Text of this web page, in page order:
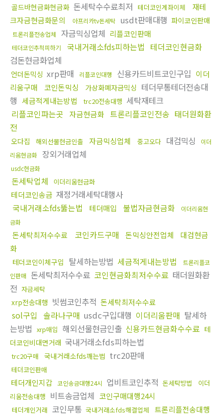
골드바현금화현금화 돈세탁수수료최저 테더코인계좌이체
재테
크자금현금화문의
아프리카tv돈세탁 usdt판매대행 파이코인판매
트론리플전송업체 자금믹싱업체 리플코인판매
테더코인추척피하기 국내거래소fds피하는법 테더코인현금화
검돈현금화업체
언더돈믹싱 xrp판매 리플코인대행 신용카드비트코인구입 이더
리움구매
코인돈믹싱 가상화폐자금믹싱 테더무통테더전송대
행 세금적게내는방법 trc20전송대행 세탁재테크
리플코인파는곳
자금현금화 트론리플코인전송 태더원화환
전
오다집 해외선물현금인출 자금믹싱업체 중고오다 대검믹싱
이더
리움현금화
장외거래업체
usdc현금화
돈세탁업체 이더리움현금화
테더코인송금 재정거래세탁대행사
국내거래소fds뚫는법
테더매입 불법자금현금화
이더리움현
금화
돈세탁최저수수료 코인카드구매 돈믹싱안전업체
대검현금
화
테더코인이체구입 탈세하는방법 세금적게내는방법
트론리플코
인판매 돈세탁최저수수료 코인현금화최저수수료 태더원화환
전 자금세탁
xrp전송대행 빗썸코인추적 돈세탁최저수수료
sol구입 솔라나구매 usdc구입대행 이더리움판매 탈세하
는방법 xrp매입 해외선물현금인출 신용카드현금화수수료 테
더코인비대면거래 국내거래소fds피하는법
trc20구매 국내거래소fds깨는법 trc20판매
테더코인판매
테더개인지갑 코인송금대행24시 업비트코인추적 돈세탁방법
이더
리움전송대행 비트송금업체 코인구매대행24시
테더개인거래 코인무통 국내거래소fds해결업체 트론리플전송대행